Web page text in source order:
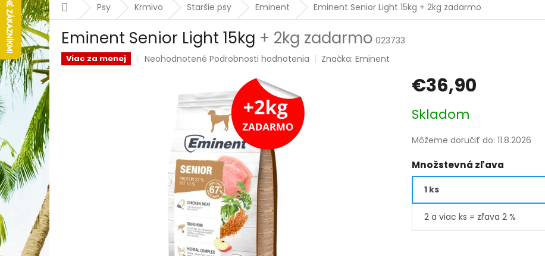
DomovPsy Krmivo Staršie psy Eminent Eminent Senior Light 15kg + 2kg zadarmo
Eminent Senior Light 15kg + 2kg zadarmo 023733
Viac za menej
Priemerné
hviezdičiek.
Neohodnotené Podrobnosti hodnotenia Značka: Eminent
€36,90
cena:
Skladom
Môžeme doručiť do: 11.8.2026
Množstevná zľava
1 ks
2 a viac ks = zľava 2 %